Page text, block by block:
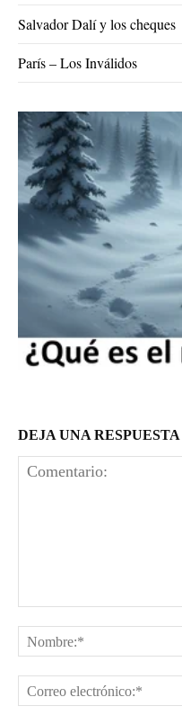
DEJA UNA RESPUESTA
Salvador Dalí y los cheques
París – Los Inválidos